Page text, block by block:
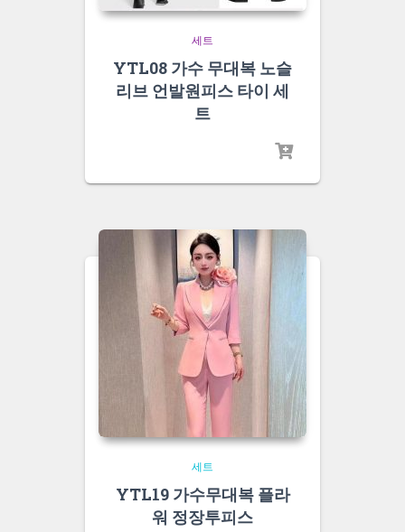
세트
YTL08 가수 무대복 노슬
리브 언발원피스 타이 세
트
세트
YTL19 가수무대복 플라
워 정장투피스